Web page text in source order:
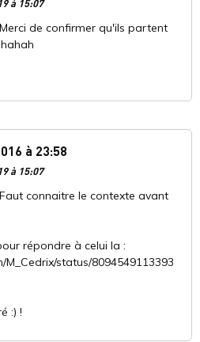
à 15:07
de confirmer qu'ils partent
à 23:58
à 15:07
connaitre le contexte avant
répondre à celui la :
status/8094549113393
:) !